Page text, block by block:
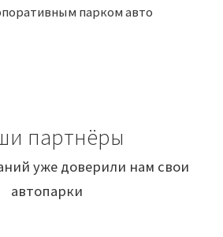
парком авто
партнёры
уже доверили нам свои
автопарки